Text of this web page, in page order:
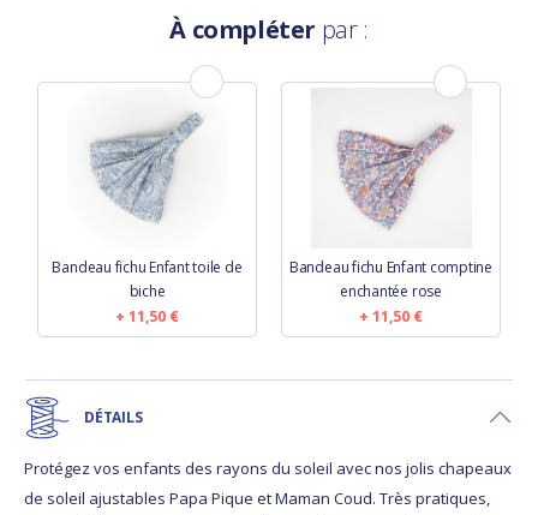
À compléter par :
Bandeau fichu Enfant toile de
biche
11,50 €
Bandeau fichu Enfant comptine
enchantée rose
11,50 €
DÉTAILS
Protégez vos enfants des rayons du soleil avec nos jolis chapeaux
de soleil ajustables Papa Pique et Maman Coud. Très pratiques,